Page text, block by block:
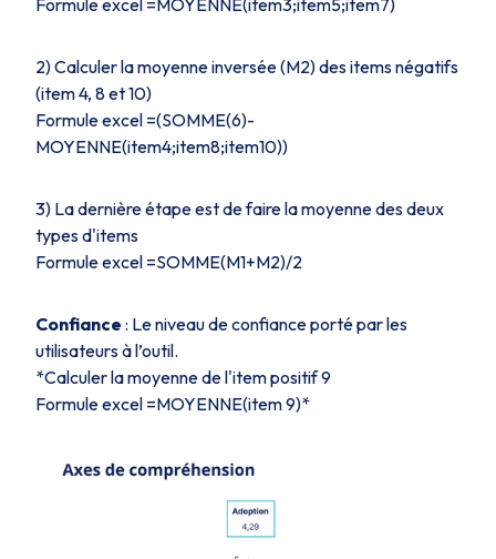
2) Calculer la moyenne inversée (M2) des items négatifs
(item 4, 8 et 10)
Formule excel =(SOMME(6)-
MOYENNE(item4;item8;item10))
3) La dernière étape est de faire la moyenne des deux
types d'items
Formule excel =SOMME(M1+M2)/2
Confiance : Le niveau de confiance porté par les
utilisateurs à l’outil.
*Calculer la moyenne de l'item positif 9
Formule excel =MOYENNE(item 9)*